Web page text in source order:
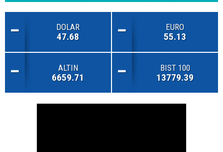
DOLAR
47.68
EURO
55.13
ALTIN
6659.71
BIST 100
13779.39